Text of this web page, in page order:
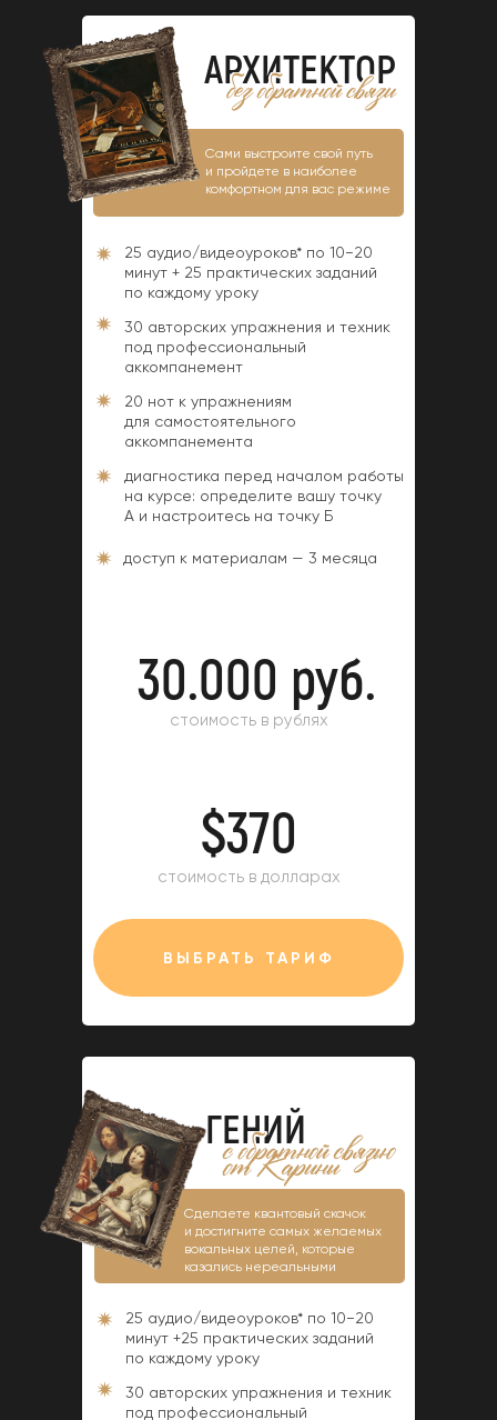
АРХИТЕКТОР
Сами выстроите свой путь
и пройдете в наиболее
комфортном для вас режиме
25 аудио/видеоуроков* по 10−20
минут + 25 практических заданий
по каждому уроку
30 авторских упражнения и техник
под профессиональный
аккомпанемент
20 нот к упражнениям
для самостоятельного
аккомпанемента
диагностика перед началом работы
на курсе: определите вашу точку
А и настроитесь на точку Б
доступ к материалам — 3 месяца
30.000 руб.
ВЫБРАТЬ ТАРИФ
ГЕНИЙ
Сделаете квантовый скачок
и достигните самых желаемых
вокальных целей, которые
казались нереальными
25 аудио/видеоуроков* по 10−20
минут +25 практических заданий
по каждому уроку
30 авторских упражнения и техник
под профессиональный
стоимость в рублях
$370
стоимость в долларах